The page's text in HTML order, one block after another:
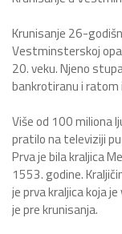
Krunisanje 26-
Vestminsterskoj
20. veku. Njeno
bankrotiranu i ratom
Više od 100 miliona
pratilo na televiziji
Prva je bila kraljica
1553. godine.
je prva kraljica koja
je pre krunisanja.